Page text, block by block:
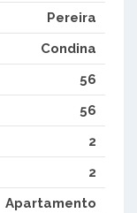
Pereira
Condina
56
56
2
2
Apartamento